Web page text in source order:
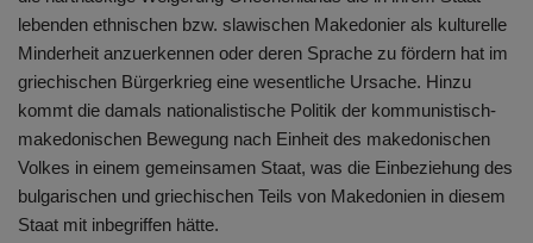
lebenden ethnischen bzw. slawischen Makedonier als kulturelle
Minderheit anzuerkennen oder deren Sprache zu fördern hat im
griechischen Bürgerkrieg eine wesentliche Ursache. Hinzu
kommt die damals nationalistische Politik der kommunistisch-
makedonischen Bewegung nach Einheit des makedonischen
Volkes in einem gemeinsamen Staat, was die Einbeziehung des
bulgarischen und griechischen Teils von Makedonien in diesem
Staat mit inbegriffen hätte.